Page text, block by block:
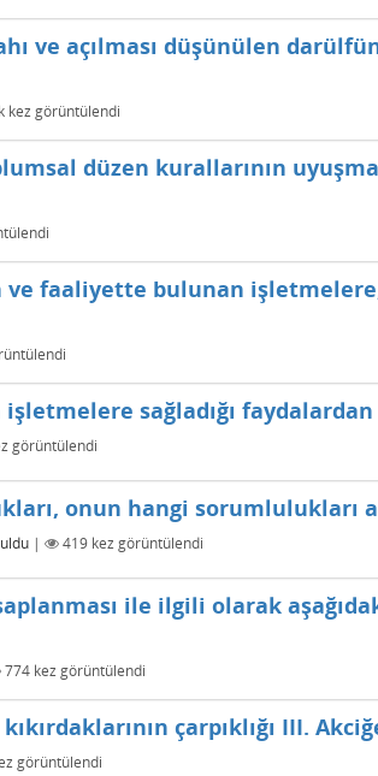
ve açılması düşünülen
kez görüntülendi
düzen kurallarının
faaliyette bulunan
sağladığı
görüntülendi
onun hangi sorumlulukları
| 419 kez görüntülendi
ile ilgili olarak
774 kez görüntülendi
kıkırdaklarının çarpıklığı III.
görüntülendi